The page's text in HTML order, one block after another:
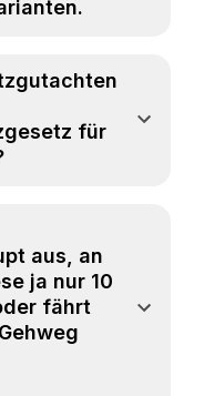
für
aus, an
ja nur 10
fährt